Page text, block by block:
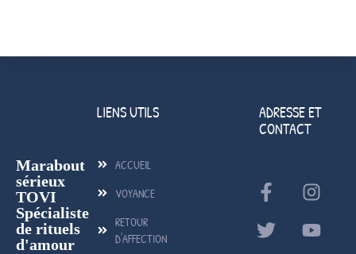
Marabout
sérieux
TOVI
Spécialiste
de rituels
d'amour
LIENS UTILS
ACCUEIL
VOYANCE
RETOUR
D'AFFECTION
ADRESSE ET
CONTACT